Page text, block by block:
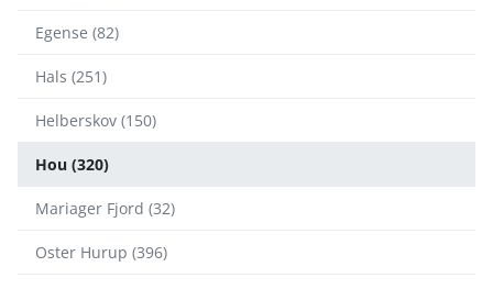
Egense (82)
Hals (251)
Helberskov (150)
Hou (320)
Mariager Fjord (32)
Oster Hurup (396)